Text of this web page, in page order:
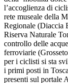
l’accoglienza di
rete museale della
Regionale (Diaccia
Riserva Naturale
controllo delle
ferroviarie
per i ciclisti si sta
i primi posti in
presenti sul portale